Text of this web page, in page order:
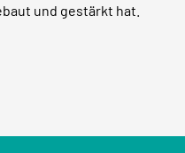
und gestärkt hat.